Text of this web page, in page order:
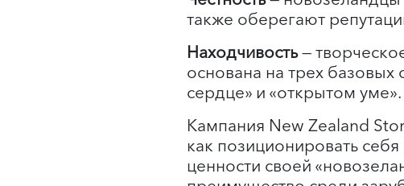
также оберегают
Находчивость—
основана на трех
сердце» и «открытом уме».
Кампания New Zealand
как позиционировать
ценности своей